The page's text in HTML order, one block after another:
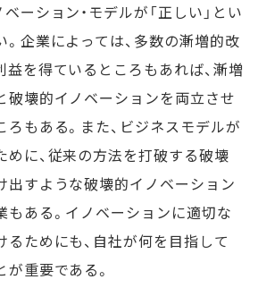
ーション・モデルが「正しい」とい
企業によっては、多数の漸増的改
を得ているところもあれば、漸増
破壊的イノベーションを両立させ
もある。また、ビジネスモデルが
に、従来の方法を打破する破壊
出すような破壊的イノベーション
もある。イノベーションに適切な
るためにも、自社が何を目指して
重要である。